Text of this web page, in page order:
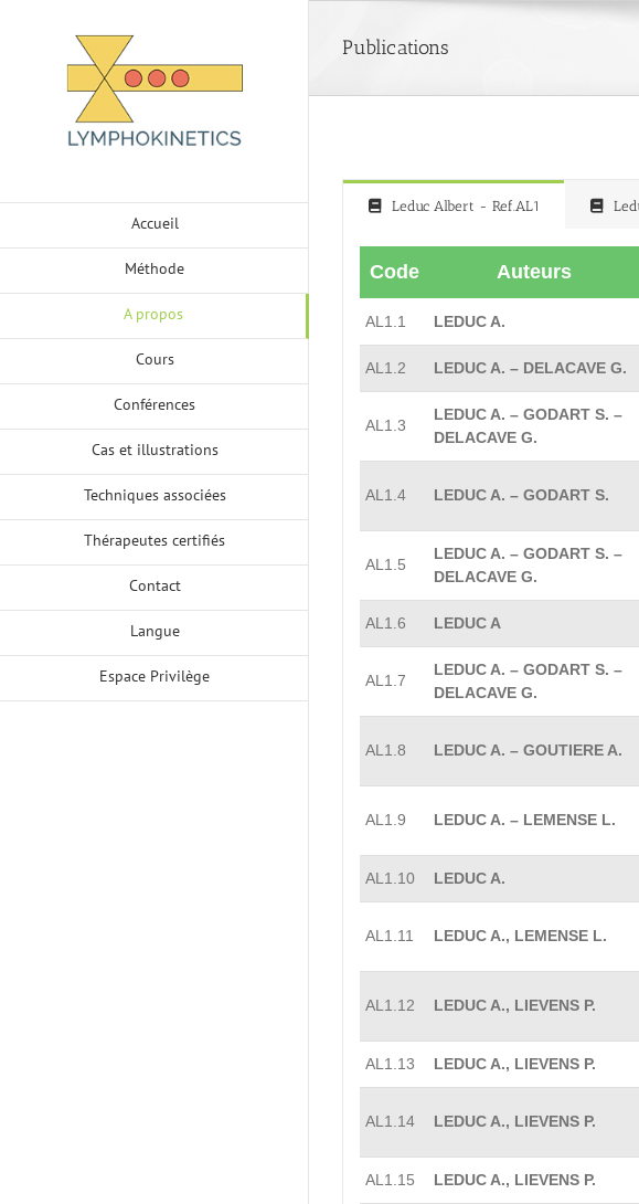
Accueil
Méthode
A propos
Cours
Conférences
Cas et illustrations
Techniques associées
Thérapeutes certifiés
Contact
Langue
Espace Privilège
Publications
Leduc Albert - Ref.AL1
Code Auteurs
AL1.1 LEDUC A.
AL1.2 LEDUC A. – DELACAVE G.
AL1.3
LEDUC A. – GODART S. –
DELACAVE G.
AL1.4 LEDUC A. – GODART S.
AL1.5
LEDUC A. – GODART S. –
DELACAVE G.
AL1.6 LEDUC A
AL1.7
LEDUC A. – GODART S. –
DELACAVE G.
AL1.8 LEDUC A. – GOUTIERE A.
AL1.9 LEDUC A. – LEMENSE L.
AL1.10 LEDUC A.
AL1.11 LEDUC A., LEMENSE L.
AL1.12 LEDUC A., LIEVENS P.
AL1.13 LEDUC A., LIEVENS P.
AL1.14 LEDUC A., LIEVENS P.
AL1.15 LEDUC A., LIEVENS P.